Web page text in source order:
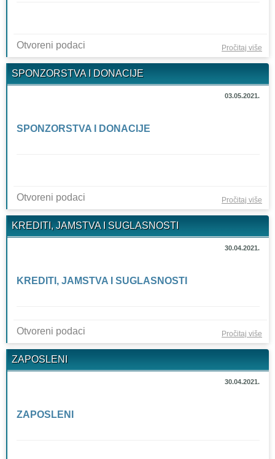
Otvoreni podaci Pročitaj više
SPONZORSTVA I DONACIJE
03.05.2021.
SPONZORSTVA I DONACIJE
Otvoreni podaci Pročitaj više
KREDITI, JAMSTVA I SUGLASNOSTI
30.04.2021.
KREDITI, JAMSTVA I SUGLASNOSTI
Otvoreni podaci Pročitaj više
ZAPOSLENI
30.04.2021.
ZAPOSLENI